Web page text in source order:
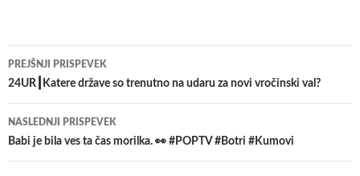
Krmarjenje
po
prispevkih
PREJŠNJI PRISPEVEK
24UR┃Katere države so trenutno na udaru za novi vročinski val?
NASLEDNJI PRISPEVEK
Babi je bila ves ta čas morilka. 👀 #POPTV #Botri #Kumovi